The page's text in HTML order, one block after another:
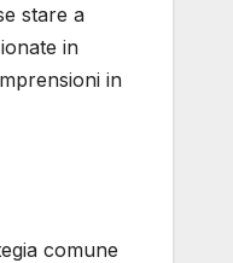
stare a
in
in
comune